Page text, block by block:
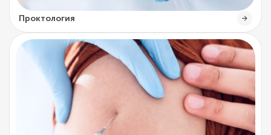
Проктология